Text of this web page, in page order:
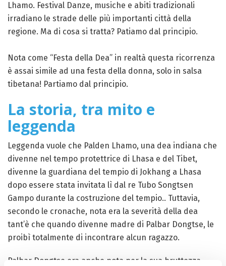
Lhamo. Festival Danze, musiche e abiti tradizionali
irradiano le strade delle più importanti città della
regione. Ma di cosa si tratta? Patiamo dal principio.
Nota come “Festa della Dea” in realtà questa ricorrenza
è assai simile ad una festa della donna, solo in salsa
tibetana! Partiamo dal principio.
La storia, tra mito e
leggenda
Leggenda vuole che Palden Lhamo, una dea indiana che
divenne nel tempo protettrice di Lhasa e del Tibet,
divenne la guardiana del tempio di Jokhang a Lhasa
dopo essere stata invitata lì dal re Tubo Songtsen
Gampo durante la costruzione del tempio.. Tuttavia,
secondo le cronache, nota era la severità della dea
tant’è che quando divenne madre di Palbar Dongtse, le
proibì totalmente di incontrare alcun ragazzo.
Palbar Dongtse era anche nota per la sua bruttezza,